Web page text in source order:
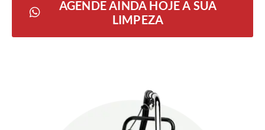
AGENDE AINDA HOJE A SUA
LIMPEZA